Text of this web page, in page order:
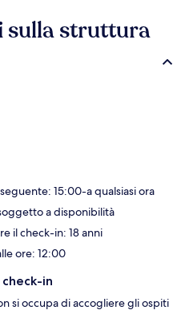
struttura
15:00-a qualsiasi ora
a disponibilità
il check-in: 18 anni
ore: 12:00
in
si occupa di accogliere gli ospiti